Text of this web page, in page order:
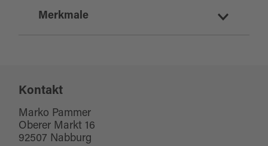
Merkmale
für jedes Wetter
Kinderwagentauglich
für Gruppen
Kontakt
Marko Pammer
Oberer Markt 16
92507 Nabburg